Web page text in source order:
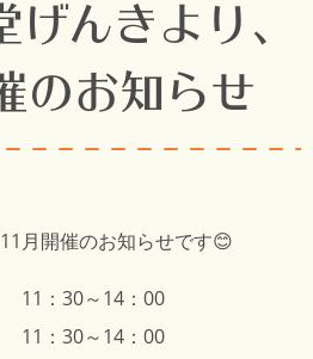
げんきより、
のお知らせ
月開催のお知らせです😊
11：30～14：00
30～14：00